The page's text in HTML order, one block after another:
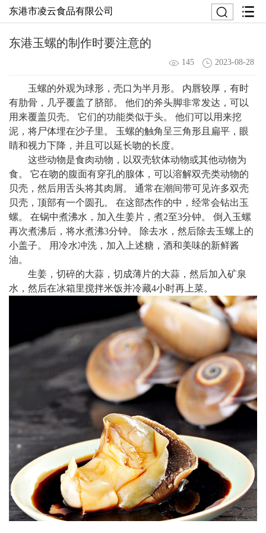
东港市凌云食品有限公司
东港玉螺的制作时要注意的
145 2023-08-28
玉螺的外观为球形，壳口为半月形。 内唇较厚，有时
有肋骨，几乎覆盖了脐部。 他们的斧头脚非常发达，可以
用来覆盖贝壳。 它们的功能类似于头。 他们可以用来挖
泥，将尸体埋在沙子里。 玉螺的触角呈三角形且扁平，眼
睛和视力下降，并且可以延长吻的长度。
这些动物是食肉动物，以双壳软体动物或其他动物为
食。 它在吻的腹面有穿孔的腺体，可以溶解双壳类动物的
贝壳，然后用舌头将其肉屑。 通常在潮间带可见许多双壳
贝壳，顶部有一个圆孔。 在这部杰作的中，经常会钻出玉
螺。 在锅中煮沸水，加入生姜片，煮2至3分钟。 倒入玉螺
再次煮沸后，将水煮沸3分钟。 除去水，然后除去玉螺上的
小盖子。 用冷水冲洗，加入上述糖，酒和美味的新鲜酱
油。
生姜，切碎的大蒜，切成薄片的大蒜，然后加入矿泉
水，然后在冰箱里搅拌米饭并冷藏4小时再上菜。